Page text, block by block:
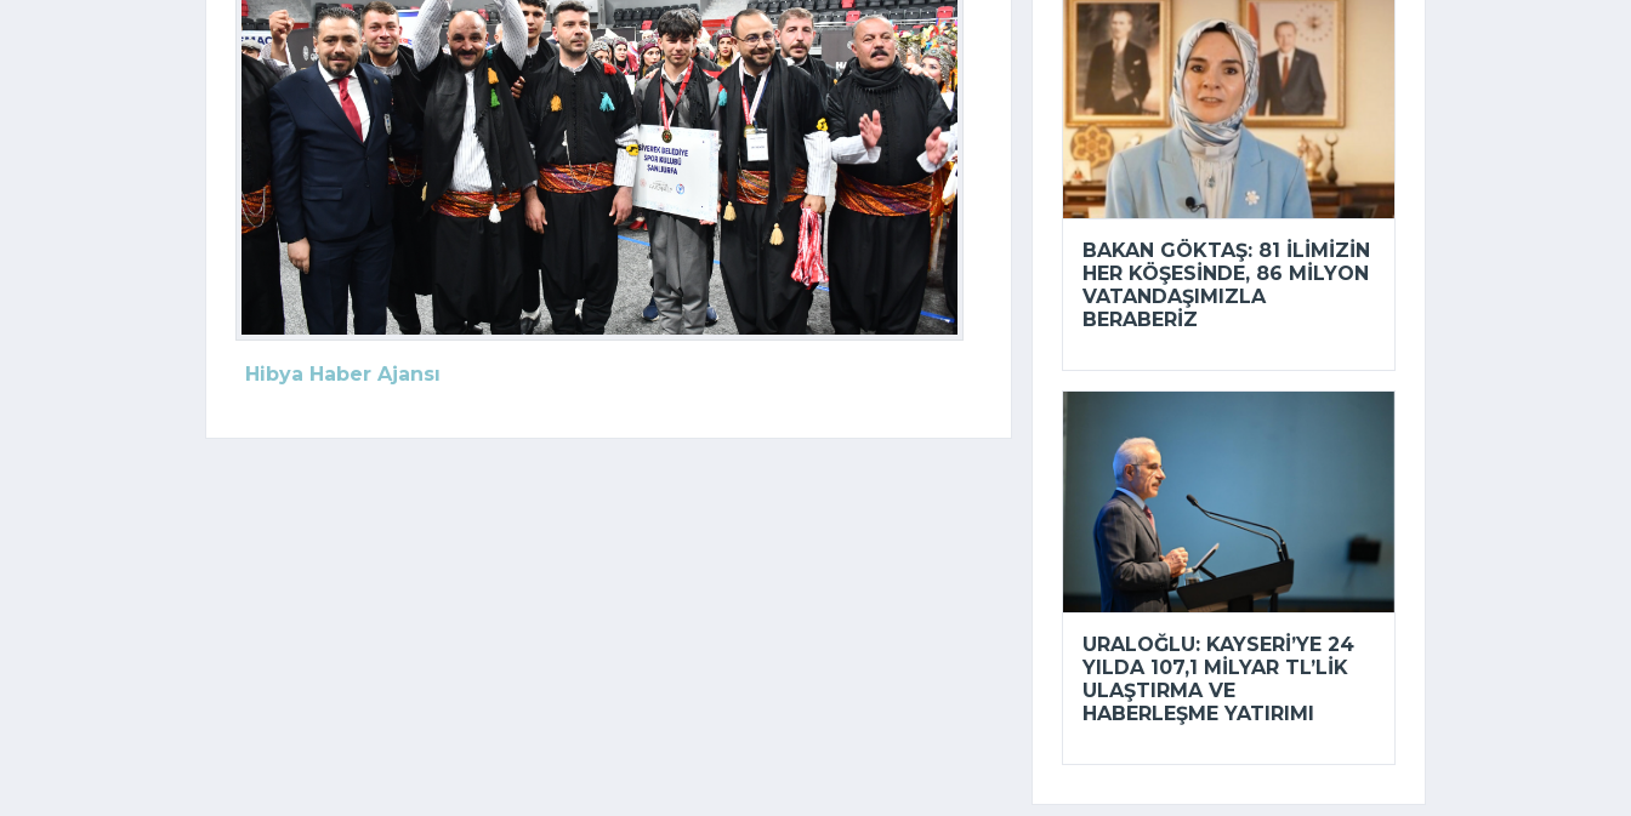
Hibya Haber Ajansı
BAKAN GÖKTAŞ: 81 ILIMIZIN
HER KÖŞESINDE, 86 MILYON
VATANDAŞIMIZLA
BERABERIZ
URALOĞLU: KAYSERI’YE 24
YILDA 107,1 MILYAR TL’LIK
ULAŞTIRMA VE
HABERLEŞME YATIRIMI